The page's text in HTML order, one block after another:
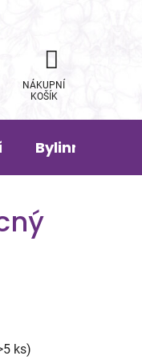
NÁKUPNÍ
KOŠÍK
Bylinná
ks)